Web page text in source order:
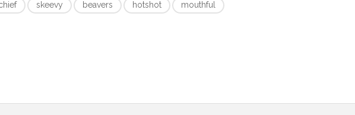
skeevy beavers hotshot
mouthful